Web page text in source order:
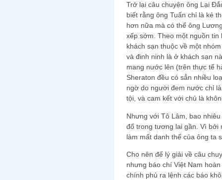
Trở lại câu chuyện ông Lại
biết rằng ông Tuấn chỉ là kẻ
hơn nữa mà có thể ông
xếp sớm. Theo một nguồn
khách sạn thuộc về một
và đinh ninh là ở khách sạn
mang nước lên (trên thực tế
Sheraton đều có sẳn nhiều
ngờ do người đem nước chỉ
tội, và cam kết với chủ là
Nhưng với Tô Lâm, bao
đổ trong tương lai gần. Vì bởi
làm mất danh thế của ông ta
Cho nên để lý giải về câu
nhưng báo chí Việt Nam
chính phủ ra lệnh các báo